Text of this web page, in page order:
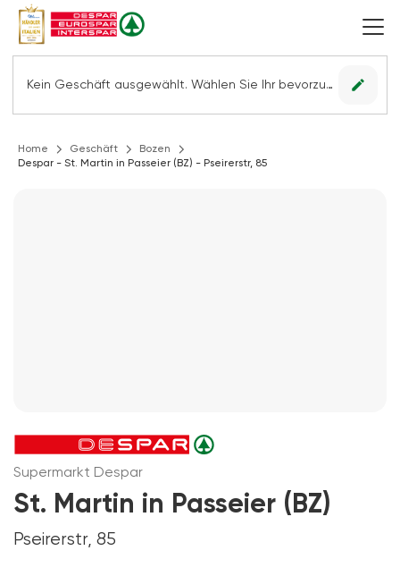
Kein Geschäft ausgewählt. Wählen Sie Ihr bevorzugtes Geschäft, um alle Angebote sehen zu können. edit
Home Geschäft
Bozen
Despar - St. Martin in Passeier (BZ) - Pseirerstr, 85
Supermarkt Despar
St. Martin in Passeier (BZ)
Pseirerstr, 85